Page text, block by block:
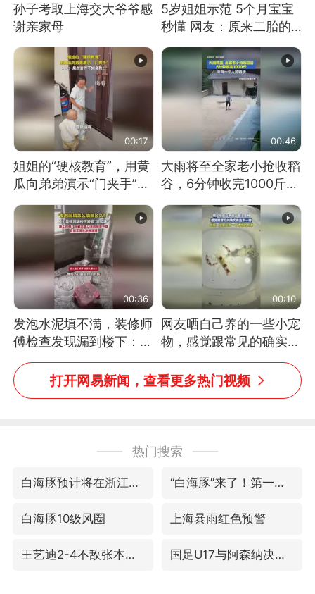
孙子考取上海交大爷爷感
谢亲家母
5岁姐姐示范 5个月宝宝
秒懂 网友：原来二胎的
快乐长这样
00:17
姐姐的“硬核教育”，用黄
瓜向弟弟演示“门夹手”，
网友：果然言传不如身
教！
00:46
大雨将至全家老小抢收稻
谷，6分钟收完1000斤，
没有一个人掉链子
00:36
发泡水泥填不满，装修师
傅检查发现漏到楼下：出
风口未延伸到外墙
00:10
网友晒自己养的一些小宠
物，感觉跟常见的确实有
些不一样
打开网易新闻，查看更多热门视频
热门搜索
白海豚预计将在浙江苍南到三门一带登陆 “白海豚”来了！第一批飞机已绑好
白海豚10级风圈 上海暴雨红色预警
王艺迪2-4不敌张本美和止步4强 国足U17与阿森纳决赛取消 并列冠军